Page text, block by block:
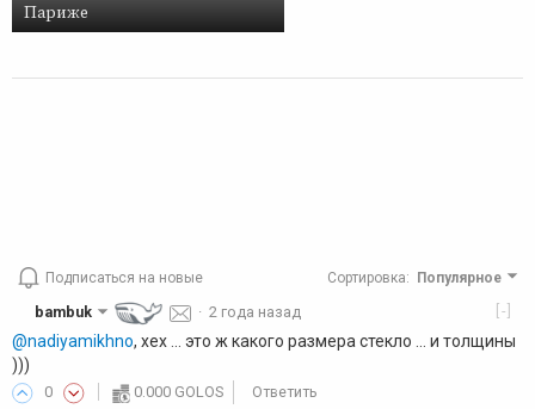
Париже
Подписаться на новые Сортировка: Популярное
[-]
bambuk · 2 года назад
@nadiyamikhno, хех ... это ж какого размера стекло ... и толщины
)))
0 0.000 GOLOS Ответить